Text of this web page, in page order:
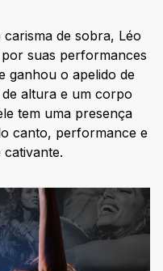
de sobra, Léo
suas performances
ganhou o apelido de
de altura e um corpo
tem uma presença
canto, performance e